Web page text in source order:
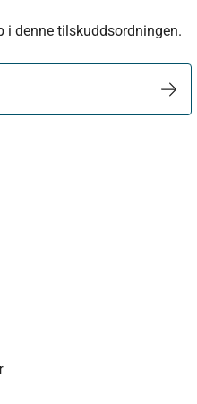
i denne tilskuddsordningen.